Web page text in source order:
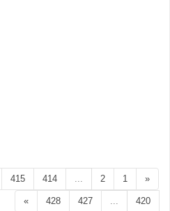
«
1
2
...
414
415
420
...
427
428
»